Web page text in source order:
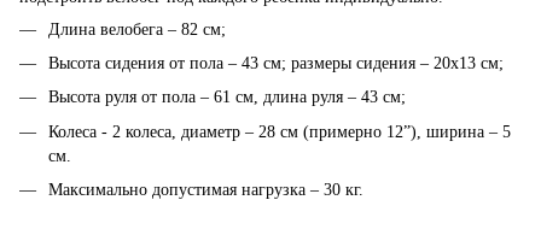
Длина велобега – 82 см;
Высота сидения от пола – 43 см; размеры сидения – 20х13 см;
Высота руля от пола – 61 см, длина руля – 43 см;
Колеса - 2 колеса, диаметр – 28 см (примерно 12”), ширина – 5
см.
Максимально допустимая нагрузка – 30 кг.